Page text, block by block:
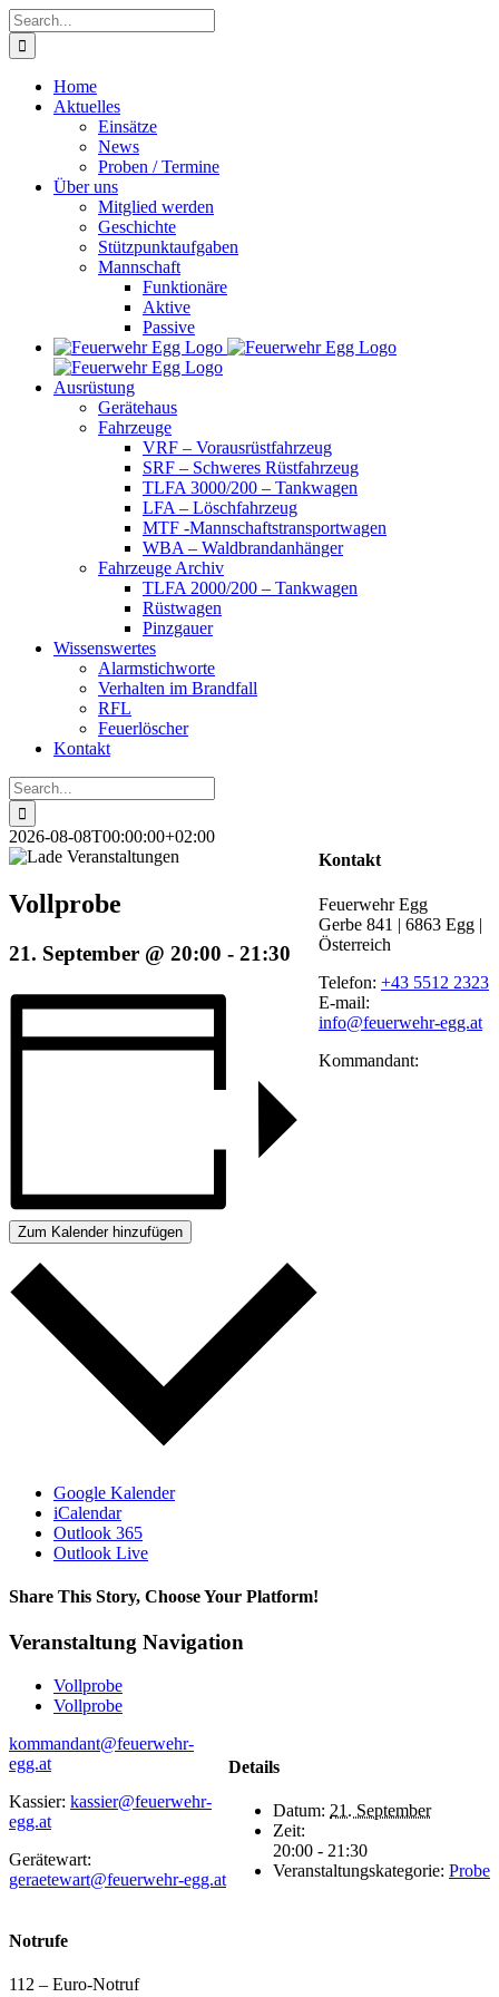
Skip
to
content
Search
for:
Home
Aktuelles
Einsätze
News
Proben / Termine
Über uns
Mitglied werden
Geschichte
Stützpunktaufgaben
Mannschaft
Funktionäre
Aktive
Passive
Ausrüstung
Gerätehaus
Fahrzeuge
VRF – Vorausrüstfahrzeug
SRF – Schweres Rüstfahrzeug
TLFA 3000/200 – Tankwagen
LFA – Löschfahrzeug
MTF -Mannschaftstransportwagen
WBA – Waldbrandanhänger
Fahrzeuge Archiv
TLFA 2000/200 – Tankwagen
Rüstwagen
Pinzgauer
Wissenswertes
Alarmstichworte
Verhalten im Brandfall
RFL
Feuerlöscher
Kontakt
Search
for:
2026-08-08T00:00:00+02:00
Vollprobe
21. September @ 20:00 - 21:30
Zum Kalender hinzufügen
Google Kalender
iCalendar
Outlook 365
Outlook Live
Share This Story, Choose Your Platform!
Facebook
WhatsApp
Email
Veranstaltung Navigation
Vollprobe
Vollprobe
Details
Datum: 21. September
Zeit:
20:00 - 21:30
Veranstaltungskategorie: Probe
Kontakt
Feuerwehr Egg
Gerbe 841 | 6863 Egg |
Österreich
Telefon: +43 5512 2323
E-mail:
info@feuerwehr-egg.at
Kommandant:
kommandant@feuerwehr-
egg.at
Kassier: kassier@feuerwehr-
egg.at
Gerätewart:
geraetewart@feuerwehr-egg.at
Notrufe
112 – Euro-Notruf